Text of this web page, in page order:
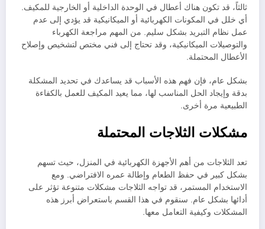
ثالثاً، قد تكون هناك أعطال في الوحدة الداخلية أو الخارجية للمكيف.
أي خلل في المكونات الكهربائية أو الميكانيكية قد يؤدي إلى عدم
عمل نظام التبريد بشكل سليم. من المهم مراجعة الكهرباء
والتوصيلات الميكانيكية، وقد تحتاج إلى فني مختص لتشخيص وإصلاح
الأعطال المحتملة.
بشكل عام، فإن فهم هذه الأسباب قد يساعدك في تحديد المشكلة
بدقة وإيجاد الحل المناسب لها، مما يعيد المكيف للعمل بالكفاءة
الطبيعية مرة أخرى.
مشكلات الثلاجات المحتملة
تعد الثلاجات من أهم الأجهزة الكهربائية في المنزل، حيث تسهم
بشكل كبير في حفظ الطعام وإطالة عمره الافتراضي. ومع
الاستخدام المستمر، قد تواجه الثلاجات مشكلات متنوعة تؤثر على
أدائها بشكل عام. سنقوم في هذا القسم باستعراض أبرز هذه
المشكلات وكيفية التعامل معها.